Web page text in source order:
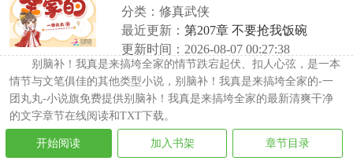
分类：修真武侠
最近更新： 第207章 不要抢我饭碗
更新时间：2026-08-07 00:27:38
别脑补！我真是来搞垮全家的情节跌宕起伏、扣人心弦，是一本
情节与文笔俱佳的其他类型小说，别脑补！我真是来搞垮全家的-一
团丸丸-小说旗免费提供别脑补！我真是来搞垮全家的最新清爽干净
的文字章节在线阅读和TXT下载。
开始阅读 加入书架 章节目录